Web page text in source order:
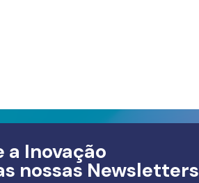
a Inovação
nossas Newsletters